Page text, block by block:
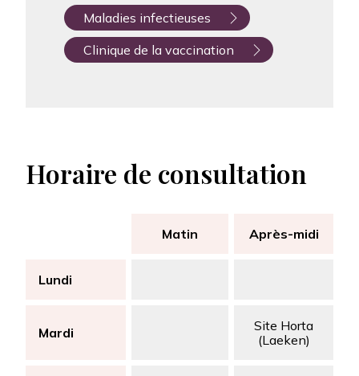
Maladies infectieuses
Clinique de la vaccination
Horaire de consultation
Matin Après-midi
Lundi
Mardi
Site Horta
(Laeken)